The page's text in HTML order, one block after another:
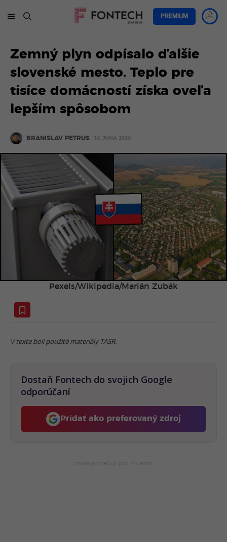
PREMIUM
Zemný plyn odpísalo ďalšie
slovenské mesto. Teplo pre
tisíce domácností získa oveľa
lepším spôsobom
BRANISLAV PETRUS 16. JÚNA 2026
Pexels/Wikipedia/Marián Zubák
V texte boli použité materiály TASR.
Dostaň Fontech do svojich Google
odporúčaní
Pridať ako preferovaný zdroj
Fontech, odkaz sa otvorí v